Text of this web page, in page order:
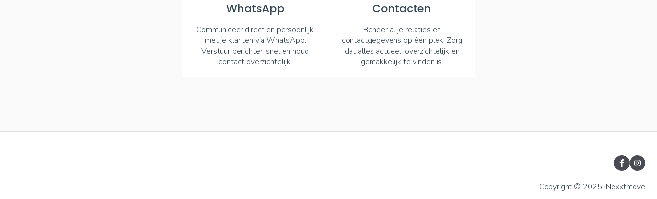
WhatsApp
Communiceer direct en persoonlijk
met je klanten via WhatsApp.
Verstuur berichten snel en houd
contact overzichtelijk.
Contacten
Beheer al je relaties en
contactgegevens op één plek. Zorg
dat alles actueel, overzichtelijk en
gemakkelijk te vinden is.
Copyright © 2025, Nexxtmove